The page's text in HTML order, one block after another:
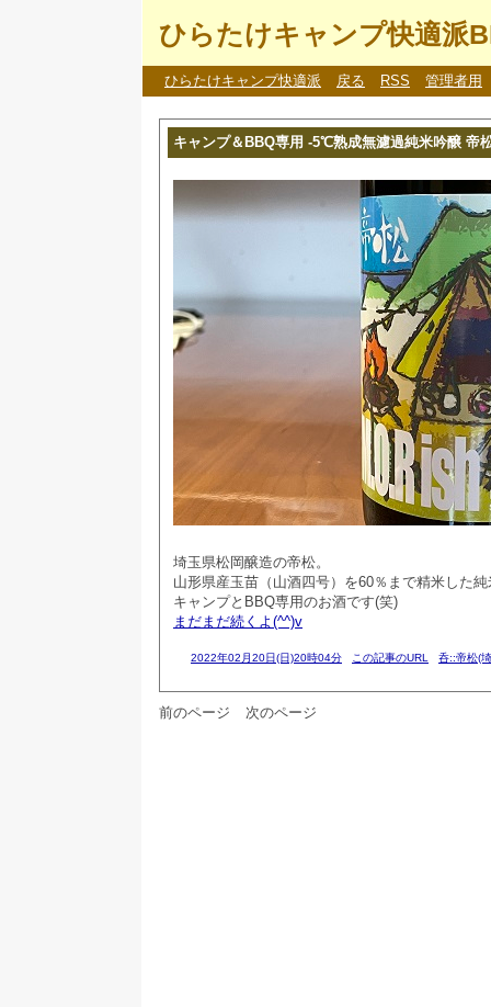
ひらたけキャンプ快適派
ひらたけキャンプ快適派 戻る RSS 管理者用
キャンプ＆BBQ専用 -5℃熟成無濾過純米吟醸 帝
埼玉県松岡醸造の帝松。
山形県産玉苗（山酒四号）を60％まで精米した
キャンプとBBQ専用のお酒です(笑)
まだまだ続くよ(^^)v
2022年02月20日(日)20時04分 この記事のURL 呑::帝松(
前のページ 次のページ